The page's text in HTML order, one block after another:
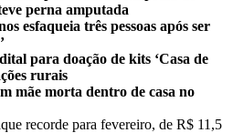
perna amputada
esfaqueia três pessoas após ser
para doação de kits ‘Casa de
rurais
mãe morta dentro de casa no
recorde para fevereiro, de R$ 11,5